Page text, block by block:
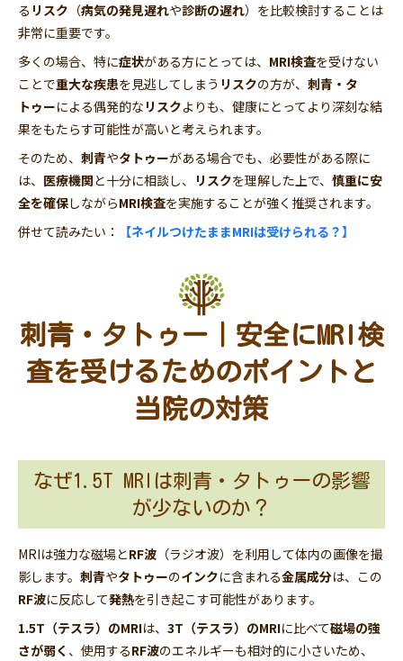
る リスク （病気の発見遅れや診断の遅れ）を比較検討することは
非常に重要です。
多くの場合、特に症状がある方にとっては、 MRI検査を受けない
ことで重大な疾患を見逃してしまう リスクの方が、 刺青・タ
トゥーによる偶発的な リスクよりも、健康にとってより深刻な結
果をもたらす可能性が高いと考えられます。
そのため、 刺青やタトゥーがある場合でも、必要性がある際に
は、 医療機関と十分に相談し、 リスクを理解した上で、 慎重に安
全を確保しながらMRI検査を実施することが強く推奨されます。
併せて読みたい：
【ネイルつけたままMRIは受けられる？】
刺青・タトゥー｜安全にMRI検
査を受けるためのポイントと
当院の対策
なぜ1.5T MRIは刺青・タトゥーの影響
が少ないのか？
MRIは強力な磁場とRF波 （ラジオ波）を利用して体内の画像を撮
影します。 刺青やタトゥーのインクに含まれる金属成分は、この
RF波に反応して発熱を引き起こす可能性があります。
1.5T（テスラ）のMRIは、 3T（テスラ）のMRIに比べて磁場の強
さが弱く 、使用するRF波のエネルギーも相対的に小さいため、